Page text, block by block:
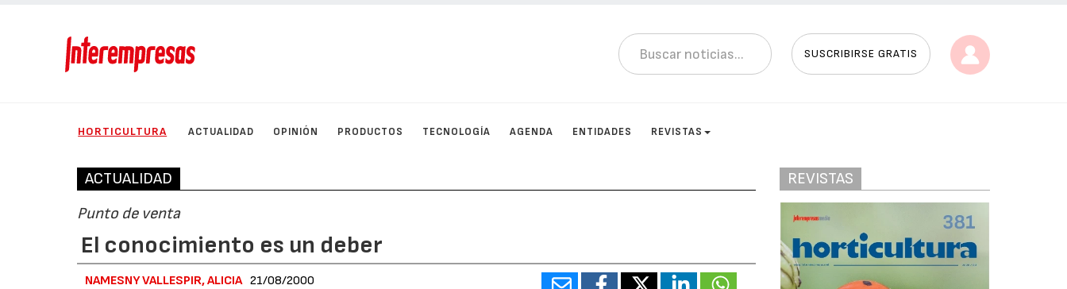
SUSCRIBIRSE GRATIS
HORTICULTURA ACTUALIDAD OPINIÓN PRODUCTOS TECNOLOGÍA AGENDA ENTIDADES REVISTAS
ACTUALIDAD
Punto de venta
El conocimiento es un deber
NAMESNY VALLESPIR, ALICIA 21/08/2000
REVISTAS